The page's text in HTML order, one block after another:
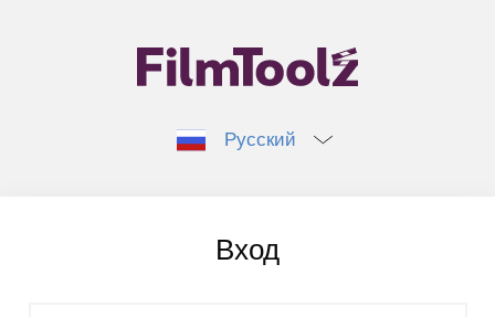
Русский
Вход